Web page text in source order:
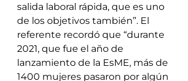
salida laboral rápida, que es uno
de los objetivos también”. El
referente recordó que “durante
2021, que fue el año de
lanzamiento de la EsME, más de
1400 mujeres pasaron por algún